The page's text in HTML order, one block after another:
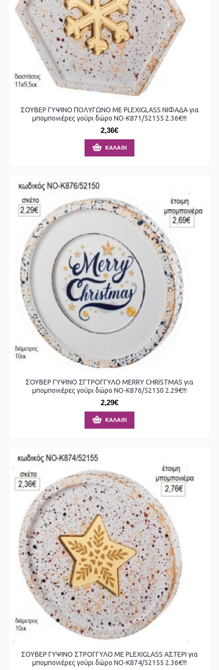
ΣΟΥΒΕΡ ΓΥΨΙΝΟ ΠΟΛΥΓΩΝΟ ΜΕ PLEXIGLASS ΝΙΦΑΔΑ για
μπομπονιέρες γούρι δώρο ΝΟ-Κ871/52155 2.36€!!!
2,36€
ΚΑΛΆΘΙ
ΣΟΥΒΕΡ ΓΥΨΙΝΟ ΣΓΤΡΟΓΓΥΛΟ MERRY CHRISTMAS για
μπομπονιέρες γούρι δώρο ΝΟ-Κ876/52150 2.29€!!!
2,29€
ΚΑΛΆΘΙ
ΣΟΥΒΕΡ ΓΥΨΙΝΟ ΣΤΡΟΓΓΥΛΟ ΜΕ PLEXIGLASS ΑΣΤΕΡΙ για
μπομπονιέρες γούρι δώρο ΝΟ-Κ874/52155 2.36€!!!